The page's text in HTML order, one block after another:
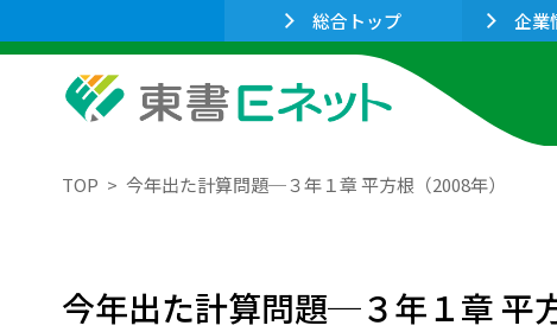
総合トップ 企業
TOP 今年出た計算問題─３年１章 平方根（2008年）
今年出た計算問題─３年１章 平